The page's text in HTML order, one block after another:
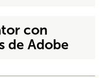
con
de Adobe